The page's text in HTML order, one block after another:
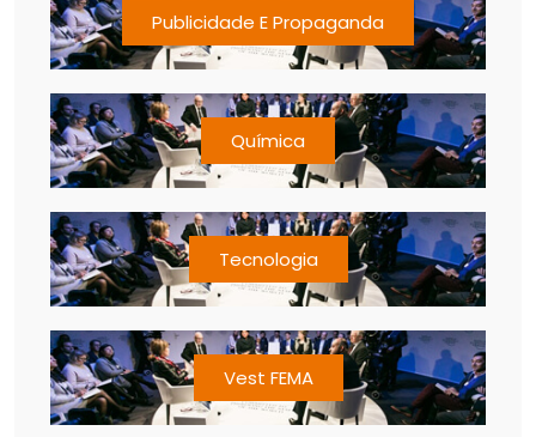
Publicidade E Propaganda
Química
Tecnologia
Vest FEMA